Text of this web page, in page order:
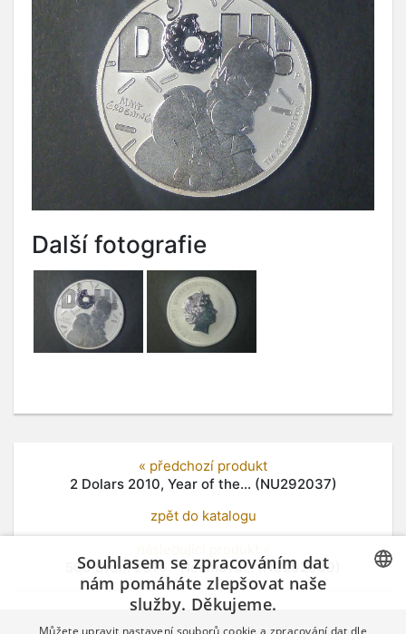
Další fotografie
« předchozí produkt
2 Dolars 2010, Year of the... (NU292037)
zpět do katalogu
500 Dram 2014 - Noemova... (NU292039)
Souhlasem se zpracováním dat
nám pomáháte zlepšovat naše
služby. Děkujeme.
Můžete upravit nastavení souborů cookie a zpracování dat dle